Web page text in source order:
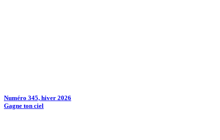
Numéro 345, hiver 2026
Gagne ton ciel